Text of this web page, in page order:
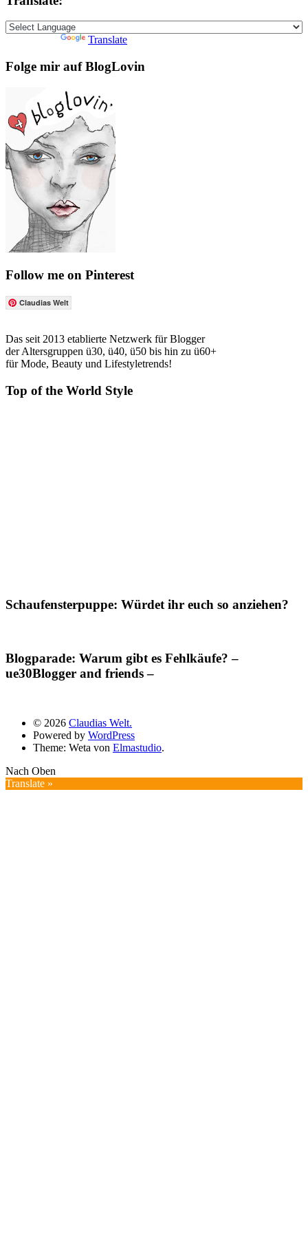
Translate
Folge mir auf BlogLovin
Follow me on Pinterest
Claudias Welt
Das seit 2013 etablierte Netzwerk für Blogger
der Altersgruppen ü30, ü40, ü50 bis hin zu ü60+
für Mode, Beauty und Lifestyletrends!
Top of the World Style
Schaufensterpuppe: Würdet ihr euch so anziehen?
Blogparade: Warum gibt es Fehlkäufe? –
ue30Blogger and friends –
© 2026 Claudias Welt.
Powered by WordPress
Theme: Weta von Elmastudio.
Nach Oben
Translate »